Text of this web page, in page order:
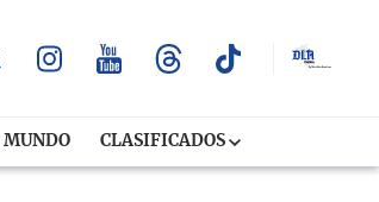
MUNDO CLASIFICADOS